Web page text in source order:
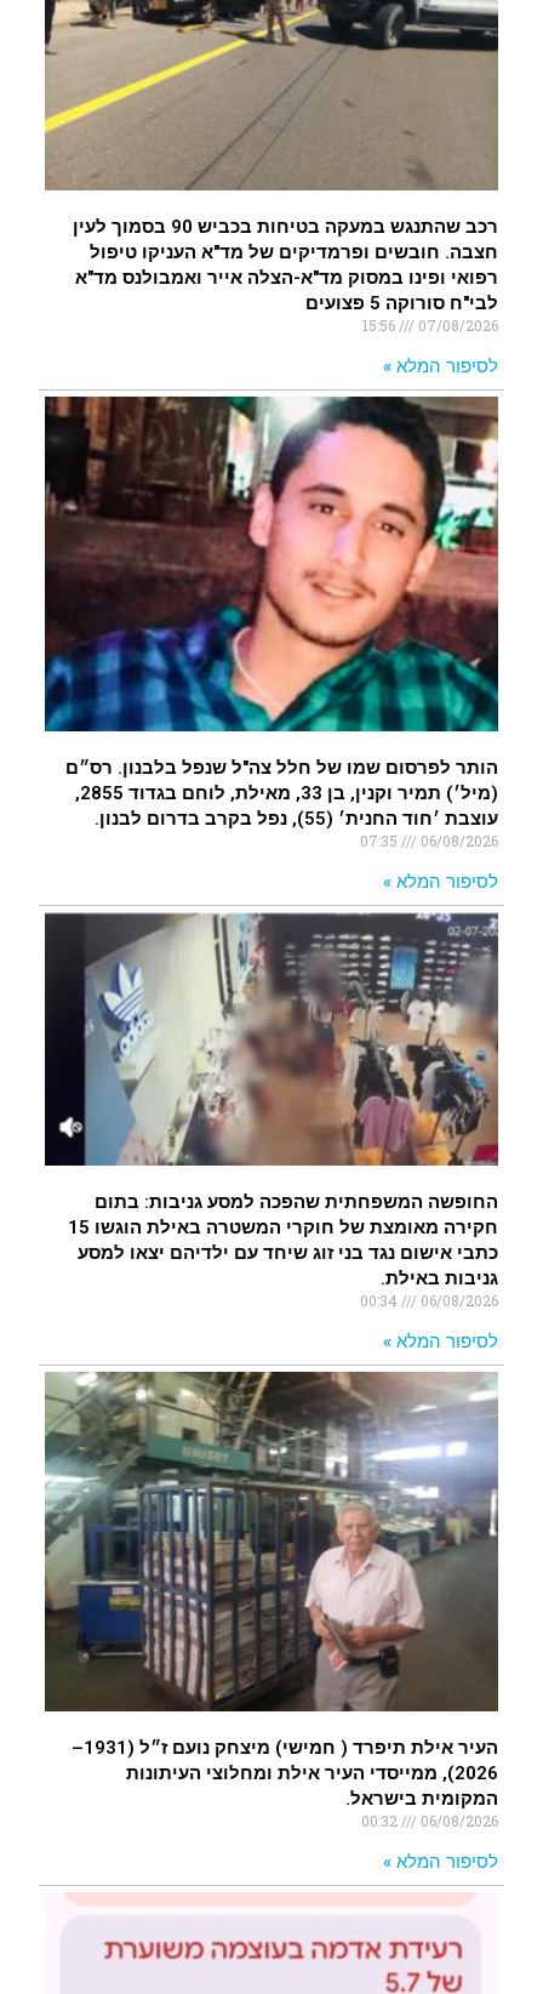
רכב שהתנגש במעקה בטיחות בכביש 90 בסמוך לעין
חצבה. חובשים ופרמדיקים של מד"א העניקו טיפול
רפואי ופינו במסוק מד"א-הצלה אייר ואמבולנס מד"א
לבי"ח סורוקה 5 פצועים
07/08/2026
15:56
לסיפור המלא »
הותר לפרסום שמו של חלל צה"ל שנפל בלבנון. רס״ם
(מיל׳) תמיר וקנין, בן 33, מאילת, לוחם בגדוד 2855,
עוצבת ׳חוד החנית׳ (55), נפל בקרב בדרום לבנון.
06/08/2026
לסיפור המלא »
החופשה המשפחתית שהפכה למסע גניבות: בתום
חקירה מאומצת של חוקרי המשטרה באילת הוגשו 15
כתבי אישום נגד בני זוג שיחד עם ילדיהם יצאו למסע
גניבות באילת.
06/08/2026
לסיפור המלא »
העיר אילת תיפרד ( חמישי) מיצחק נועם ז״ל (1931–
2026), ממייסדי העיר אילת ומחלוצי העיתונות
המקומית בישראל.
06/08/2026
00:32
לסיפור המלא »